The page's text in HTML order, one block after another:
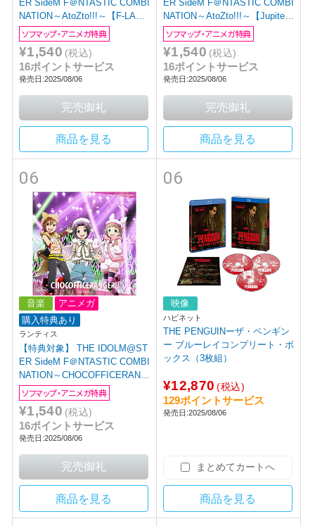
ER SideM F＠NTASTIC COMBI
NATION～AtoZto!!!～【F-LAGS
盤】 【sof001】 ◆ソフマッ
プ・アニメガ特典「アクリルコ
ースター(76mm)」
ソフマップ・アニメガ特典
¥1,540 (税込)
16ポイントサービス
発売日:2025/08/06
商品を見る
ER SideM F＠NTASTIC COMBI
NATION～AtoZto!!!～【Jupiter
盤】 【sof001】 ◆ソフマッ
プ・アニメガ特典「アクリルコ
ースター(76mm)」
ソフマップ・アニメガ特典
¥1,540 (税込)
16ポイントサービス
発売日:2025/08/06
商品を見る
06
音楽
アニメガ
購入特典あり
ランティス
【特典対象】 THE IDOLM@ST
ER SideM F＠NTASTIC COMBI
NATION～CHOCOFFICERANG
ER!!～【もふもふえん盤】 【s
of001】 ◆ソフマップ・アニメ
ガ特典「アクリルコースター(7
6mm)」
ソフマップ・アニメガ特典
¥1,540 (税込)
16ポイントサービス
発売日:2025/08/06
商品を見る
06
映像
ハピネット
THE PENGUINーザ・ペンギン
ー ブルーレイコンプリート・ボ
ックス（3枚組）
¥12,870 (税込)
129ポイントサービス
発売日:2025/08/06
まとめてカートへ
商品を見る